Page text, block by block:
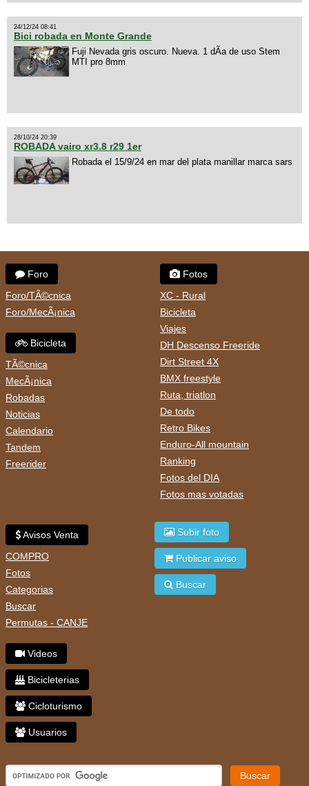
24/12/24 08:41
Bici robada en Monte Grande
Fuji Nevada gris oscuro. Nueva. 1 dÃ­a de uso Stem
MTI pro 8mm
28/10/24 20:39
ROBADA vairo xr3.8 r29 1er
Robada el 15/9/24 en mar del plata manillar marca sars
Foro
Foro/TÃ©cnica
Foro/MecÃ¡nica
Bicicleta
TÃ©cnica
MecÃ¡nica
Robadas
Noticias
Calendario
Tandem
Freerider
Fotos
XC - Rural
Bicicleta
Viajes
DH Descenso Freeride
Dirt Street 4X
BMX freestyle
Ruta, triatlon
De todo
Retro Bikes
Enduro-All mountain
Ranking
Fotos del DIA
Fotos mas votadas
Avisos Venta
COMPRO
Fotos
Categorias
Buscar
Permutas - CANJE
Videos
Bicicleterias
Cicloturismo
Usuarios
Subir foto
Publicar aviso
Buscar
Buscar